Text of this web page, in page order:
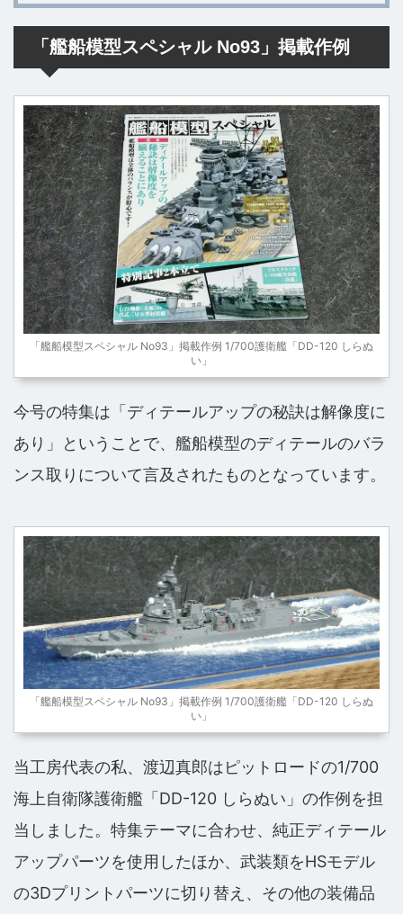
「艦船模型スペシャル No93」掲載作例
「艦船模型スペシャル No93」掲載作例 1/700護衛艦「DD-120 しらぬ
い」
今号の特集は「ディテールアップの秘訣は解像度に
あり」ということで、艦船模型のディテールのバラ
ンス取りについて言及されたものとなっています。
「艦船模型スペシャル No93」掲載作例 1/700護衛艦「DD-120 しらぬ
い」
当工房代表の私、渡辺真郎はピットロードの1/700
海上自衛隊護衛艦「DD-120 しらぬい」の作例を担
当しました。特集テーマに合わせ、純正ディテール
アップパーツを使用したほか、武装類をHSモデル
の3Dプリントパーツに切り替え、その他の装備品